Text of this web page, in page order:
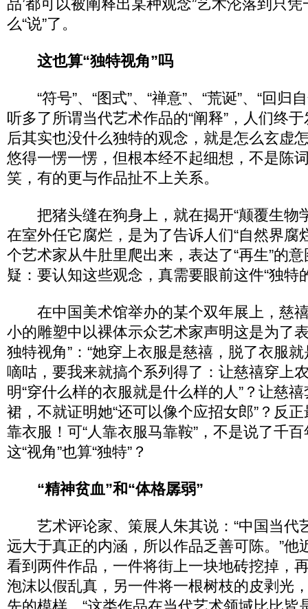
品’都可以被阐释出某种观念”艺术沦落到只
么“说”了。
这也算“独特视角”吗
“符号”、“图式”、“禅意”、“荒诞”、“回归
听多了所谓当代艺术作品的“阐释”，人们终
后其实也没什么独特的观念，就是怎么玄虚
悠得一愣一愣，但根本经不起细想，不是陈
笑，有的更与作品扯不上关系。
把猪头缝在狗身上，就在揭开“颠覆生物
在室外任它腐烂，是为了告诉人们“自然界腐
个艺术家从牛肚里爬出来，表达了“再生”的
疑：要认知这些观念，真需要眼前这件“独特
在中国美术馆举办的某个双年展上，慈
小的雕塑中以裸体示众艺术家声明这是为了
独特视角”：“她穿上衣服是慈禧，脱了衣服
嘀咕，要我来就搞个系列得了：让慈禧穿上
明“穿什么样的衣服就是什么样的人”？让慈
裙，不就证明她“还可以像个应招女郎”？反正
靠衣服！可“人靠衣服马靠鞍”，不是说了千
这“视角”也算“独特”？
“精神贫血”和“体格孱弱”
艺术评论家、策展人朱其说：“中国当代
远大于真正的内涵，所以作品乏善可陈。”他
看到两件作品，一件将街上一块地砖挖掉，
泡沫以假乱真，另一件将一根树枝的皮剥光